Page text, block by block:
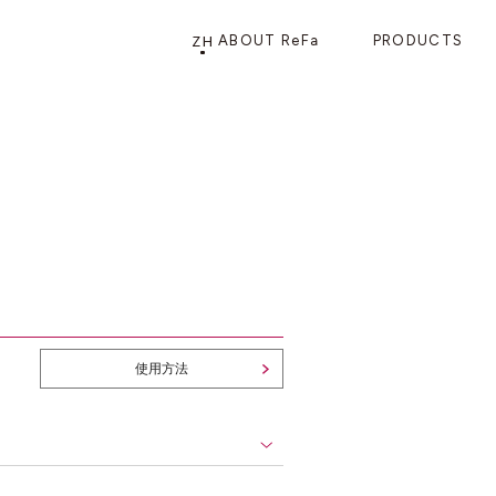
ZH ABOUT ReFa PRODUCTS
美发护发
使用方法